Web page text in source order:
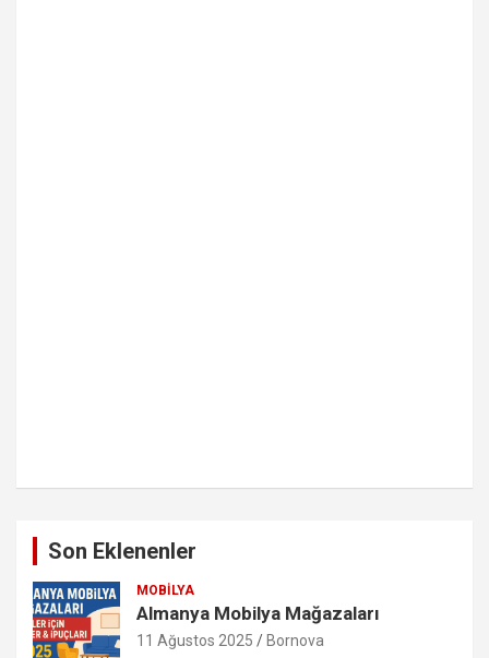
Son Eklenenler
MOBILYA
Almanya Mobilya Mağazaları
11 Ağustos 2025 Bornova